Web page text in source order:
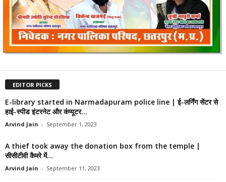
EDITOR PICKS
E-library started in Narmadapuram police line | ई-लर्निंग सेंटर से
हाई-स्पीड इंटरनेट और कंप्यूटर...
Arvind Jain - September 1, 2023
A thief took away the donation box from the temple |
सीसीटीवी कैमरे में...
Arvind Jain - September 11, 2023